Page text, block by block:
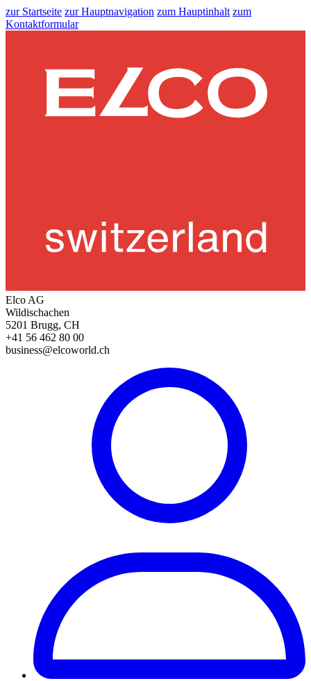
zur Startseite zur Hauptnavigation zum Hauptinhalt zum
Kontaktformular
Elco AG
Wildischachen
5201 Brugg, CH
+41 56 462 80 00
business@elcoworld.ch